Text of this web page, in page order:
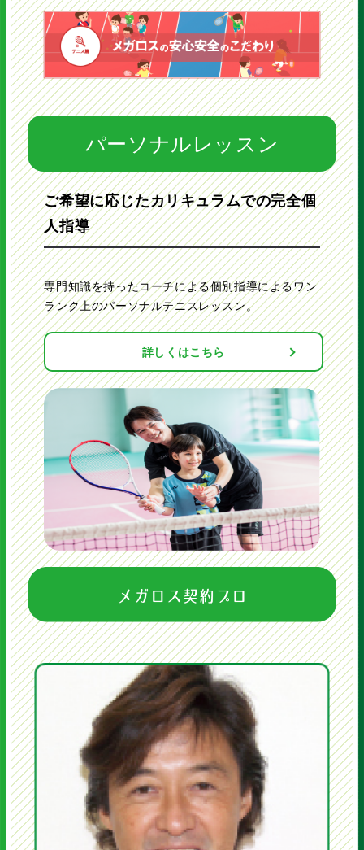
ームをすることを目標とし、正し
いフォームの基礎を習得するクラ
スです。
キッズ2
オレンジボール11〜7級
小学2年生～小学5年生
コート:4分の3コート ボール:飛
び50％減
ラケットサイズ:25～26インチ
プレーヤーがレッドより広いコー
トで、より弾むボールでサーブ・
ラリー・ゲームをすることを目標
とし基本6ショットの正しいフォ
ームを習得するクラスです。
グリーンボール6〜3級
小学6年生～高校生
コート:フルコート ボール:飛び
25％減
ラケットサイズ:27インチ以上
プレーヤーがコート全面を使っ
て、よりイエローに近いボールで
13級
ー。決められたポジションから連続5回続いた
ら合格。
12級
基本の6ショットを理解する。フォア・バック
を使い、ランダムで10回連続ラリーが続いたら
合格。
11級
基本6ショットを、指定位置から打つことが出
来たら合格。
フォアハンドストロークを、指定位置からコン
9級
バックハンドストロークを、指定位置からコン
トロールし、コーチと5回続けられたら合格。
8級
フォアボレー・バックボレー×2、スマッシュ
を、コントロールしコートに返球したら合格。
7級
サーブをストレートのサービスボックスに入
れ、ランダムにコーチと5回ラリーを続けられ
たら合格。
基本6ショットを、指定位置から打つことが出
来たら合格。
フォア、バックのストロークを共にコーチと各
5回、指定位置から続けられたら合格。
4級
フォアボレー・バックボレー×2、スマッシュを
連続5回コントロールし、尚且つレディーポジ
ションが取れていれば合格。
クロスにサーブを入れてからコーチとラリーを
5回連続続けられたら合格。
2級
クロスにサーブを入れてからコーチとラリーを
5回連続続けられたら合格。
フォアボレー・バックボレー×2、スマッシュを
コーチがストロークの台に入り安定して5球続
1級合格者、
小学6年生以上の方
試合を意識した練習と、各ショットのさらなる
レベルアップを目指した練習。
月火木 16:15~
水 16:15~、17:15~
土 13:40~、14:40~、15:40~、16:40~
日 7:00~、8:00~、9:00~
キッズ2
小学2年生～小学5年生
月火木 16:15~、17:15~
水 16:15~、17:15~、18:15~
土 13:40~、14:40~、15:40~、16:40
日 7:00~、8:00~、9:00~
ジュニア1
小学6年生以上
月 16:15~、17:15~、18:15~
火水 17:15~、18:15~
木 17:15~
土 14:40~、15:40~、16:40~
日 8:00~、9:00~
小学6年生以上
キッズ1
年中～小学1年生
月8,380円（税込9,218円）
キッズ2
小学2年生～小学5年生
月8,380円（税込9,218円）
ジュニア
小学6年生以上
月8,380円（税込9,218円）
パーソナルレッスン
ご希望に応じたカリキュラムでの完全個
人指導
専門知識を持ったコーチによる個別指導によるワン
ランク上のパーソナルテニスレッスン。
詳しくはこちら